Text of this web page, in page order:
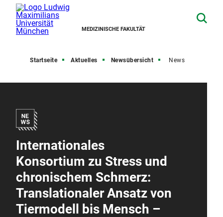
MEDIZINISCHE FAKULTÄT
Startseite Aktuelles Newsübersicht News
Internationales
Konsortium zu Stress und
chronischem Schmerz:
Translationaler Ansatz von
Tiermodell bis Mensch –